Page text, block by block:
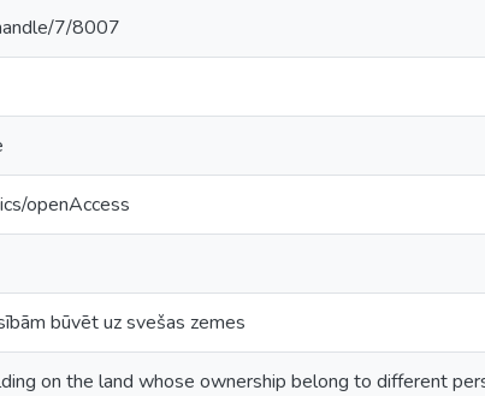
7/8007
openAccess
būvēt uz svešas zemes
on the land whose ownership belong to different